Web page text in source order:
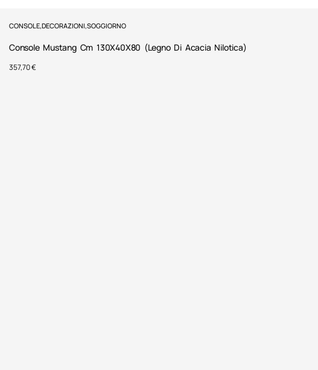
CONSOLE,DECORAZIONI,SOGGIORNO
Console Mustang Cm 130X40X80 (Legno Di Acacia Nilotica)
357,70€